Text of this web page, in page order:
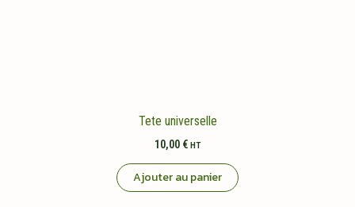
Tete universelle
10,00 € HT
Ajouter au panier